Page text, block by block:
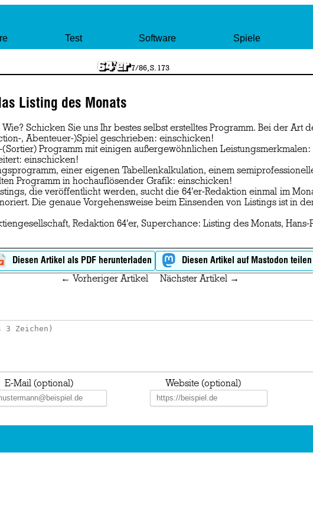
Test Software Spiele
7/86, S. 173
Listing des Monats
Schicken Sie uns Ihr bestes selbst erstelltes Programm. Bei der Art
, Abenteuer-)Spiel geschrieben: einschicken!
Programm mit einigen außergewöhnlichen
einschicken!
einer eigenen Tabellenkalkulation, einem
Programm in hochauflösender Grafik: einschicken!
die veröffentlicht werden, sucht die 64'er-Redaktion einmal im
Die genaue Vorgehensweise beim Einsenden von Listings ist in
Redaktion 64'er, Superchance: Listing des Monats, Hans-
Diesen Artikel als PDF herunterladen Diesen Artikel auf Mastodon teilen
← Vorheriger Artikel Nächster Artikel →
E-Mail (optional) Website (optional)